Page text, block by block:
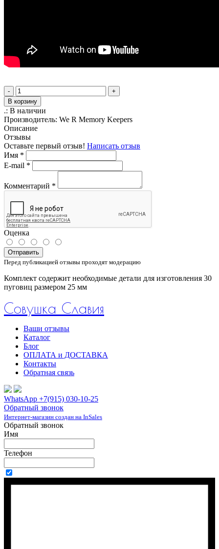
-
+
В корзину
.: В наличии
Производитель: We R Memory Keepers
Описание
Отзывы
Оставьте первый отзыв! Написать отзыв
Имя *
E-mail *
Комментарий *
Оценка
Отправить
Перед публикацией отзывы проходят модерацию
Комплект содержит необходимые детали для изготовления 30
пуговиц размером 25 мм
Совушка Славия
Ваши отзывы
Каталог
Блог
ОПЛАТА и ДОСТАВКА
Контакты
Обратная связь
WhatsApp +7(915) 030-10-25
Обратный звонок
Интернет-магазин создан на InSales
Обратный звонок
Имя
Телефон